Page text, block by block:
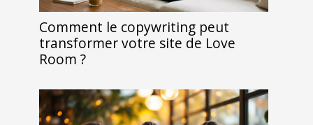
Comment le copywriting peut
transformer votre site de Love
Room ?